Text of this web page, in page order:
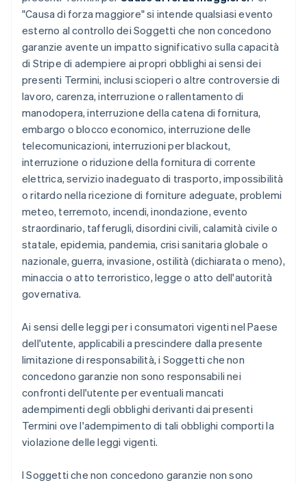
"Causa di forza maggiore" si intende qualsiasi evento
esterno al controllo dei Soggetti che non concedono
garanzie avente un impatto significativo sulla capacità
di Stripe di adempiere ai propri obblighi ai sensi dei
presenti Termini, inclusi scioperi o altre controversie di
lavoro, carenza, interruzione o rallentamento di
manodopera, interruzione della catena di fornitura,
embargo o blocco economico, interruzione delle
telecomunicazioni, interruzioni per blackout,
interruzione o riduzione della fornitura di corrente
elettrica, servizio inadeguato di trasporto, impossibilità
o ritardo nella ricezione di forniture adeguate, problemi
meteo, terremoto, incendi, inondazione, evento
straordinario, tafferugli, disordini civili, calamità civile o
statale, epidemia, pandemia, crisi sanitaria globale o
nazionale, guerra, invasione, ostilità (dichiarata o meno),
minaccia o atto terroristico, legge o atto dell'autorità
governativa.
Ai sensi delle leggi per i consumatori vigenti nel Paese
dell'utente, applicabili a prescindere dalla presente
limitazione di responsabilità, i Soggetti che non
concedono garanzie non sono responsabili nei
confronti dell'utente per eventuali mancati
adempimenti degli obblighi derivanti dai presenti
Termini ove l'adempimento di tali obblighi comporti la
violazione delle leggi vigenti.
I Soggetti che non concedono garanzie non sono